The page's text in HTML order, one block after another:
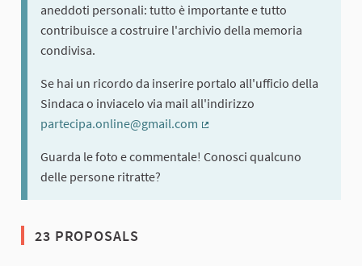
aneddoti personali: tutto è importante e tutto
contribuisce a costruire l'archivio della memoria
condivisa.
Se hai un ricordo da inserire portalo all'ufficio della
Sindaca o inviacelo via mail all'indirizzo
partecipa.online@gmail.com
Guarda le foto e commentale! Conosci qualcuno
delle persone ritratte?
23 PROPOSALS